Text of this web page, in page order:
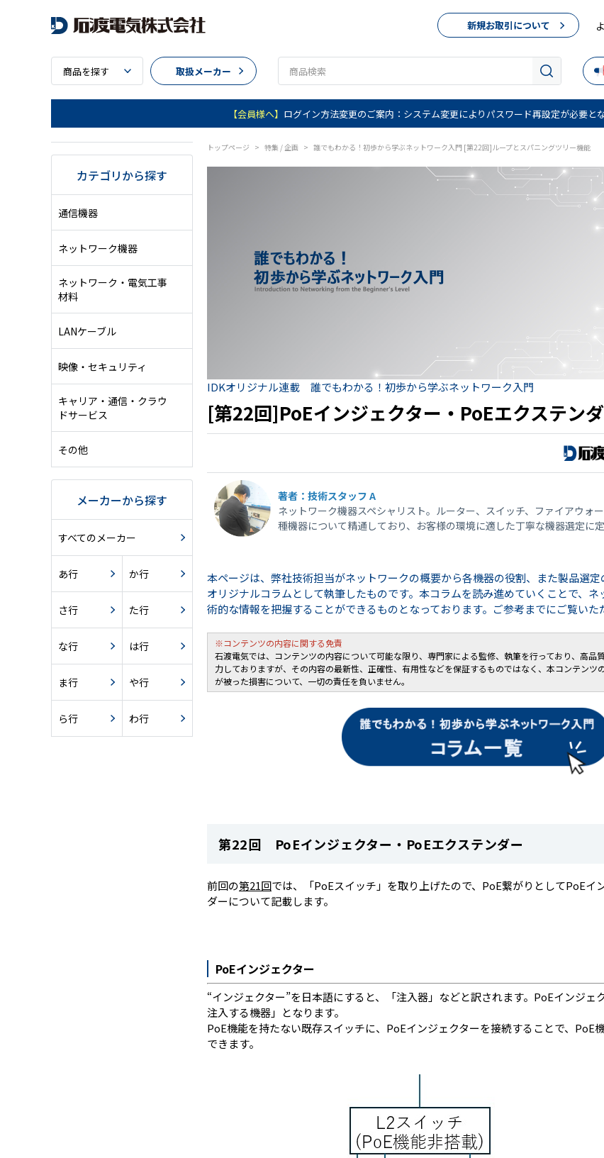
新規お取引について
商品を探す 取扱メーカー
【会員様へ】 ログイン方法変更のご案内：システム変更によりパスワード再設定が必要と
トップページ > 特集 / 企画 > 誰でもわかる！初歩から学ぶネットワーク入門 [第22回]ループとスパニングツリー機能
IDKオリジナル連載 誰でもわかる！初歩から学ぶネットワーク入門
[第22回]PoEインジェクター・PoEエクステン
著者：技術スタッフ A
ネットワーク機器スペシャリスト。ルーター、スイッチ、ファイアウォ
種機器について精通しており、お客様の環境に適した丁寧な機器選定に定
本ページは、弊社技術担当がネットワークの概要から各機器の役割、また製品選
オリジナルコラムとして執筆したものです。本コラムを読み進めていくことで、
術的な情報を把握することができるものとなっております。ご参考までにご覧いた
※コンテンツの内容に関する免責
石渡電気では、コンテンツの内容について可能な限り、専門家による監修、執筆を行っており、高品
力しておりますが、その内容の最新性、正確性、有用性などを保証するものではなく、本コンテンツ
が被った損害について、一切の責任を負いません。
第22回 PoEインジェクター・PoEエクステンダー
前回の第21回では、「PoEスイッチ」を取り上げたので、PoE繋がりとしてPoEイ
ダーについて記載します。
PoEインジェクター
“インジェクター”を日本語にすると、「注入器」などと訳されます。PoEインジェ
注入する機器」となります。
PoE機能を持たない既存スイッチに、PoEインジェクターを接続することで、PoE
できます。
カテゴリから探す
通信機器
ネットワーク機器
ネットワーク・電気工事
材料
LANケーブル
映像・セキュリティ
キャリア・通信・クラウ
ドサービス
その他
メーカーから探す
すべてのメーカー
あ行 か行
さ行 た行
な行 は行
ま行 や行
ら行 わ行